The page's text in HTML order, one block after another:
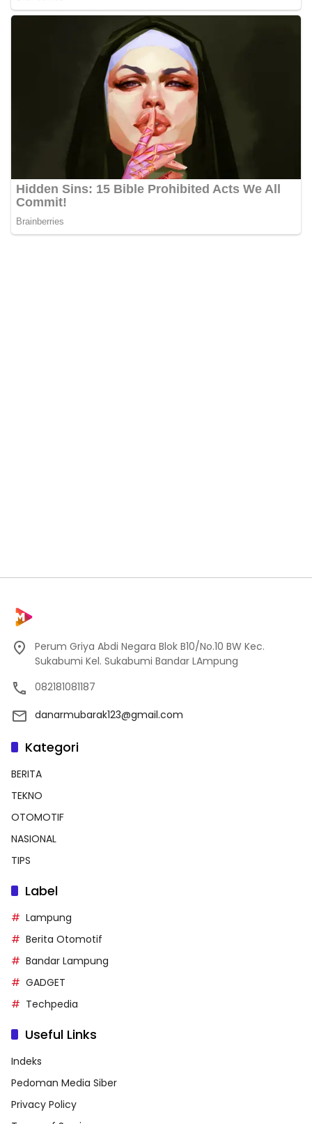
Perum Griya Abdi Negara Blok B10/No.10 BW Kec.
Sukabumi Kel. Sukabumi Bandar LAmpung
082181081187
danarmubarak123@gmail.com
Kategori
BERITA
TEKNO
OTOMOTIF
NASIONAL
TIPS
Label
Lampung
Berita Otomotif
Bandar Lampung
GADGET
Techpedia
Useful Links
Indeks
Pedoman Media Siber
Privacy Policy